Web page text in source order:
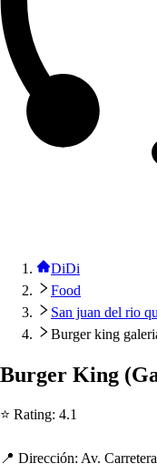
DiDi
Food
San juan del rio
Burger king
Burger King (
⭐ Rating: 4.1
📍 Dirección: Av. Carret